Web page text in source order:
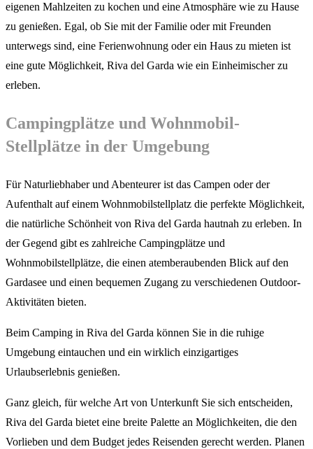
eigenen Mahlzeiten zu kochen und eine Atmosphäre wie zu Hause
zu genießen. Egal, ob Sie mit der Familie oder mit Freunden
unterwegs sind, eine Ferienwohnung oder ein Haus zu mieten ist
eine gute Möglichkeit, Riva del Garda wie ein Einheimischer zu
erleben.
Campingplätze und Wohnmobil-
Stellplätze in der Umgebung
Für Naturliebhaber und Abenteurer ist das Campen oder der
Aufenthalt auf einem Wohnmobilstellplatz die perfekte Möglichkeit,
die natürliche Schönheit von Riva del Garda hautnah zu erleben. In
der Gegend gibt es zahlreiche Campingplätze und
Wohnmobilstellplätze, die einen atemberaubenden Blick auf den
Gardasee und einen bequemen Zugang zu verschiedenen Outdoor-
Aktivitäten bieten.
Beim Camping in Riva del Garda können Sie in die ruhige
Umgebung eintauchen und ein wirklich einzigartiges
Urlaubserlebnis genießen.
Ganz gleich, für welche Art von Unterkunft Sie sich entscheiden,
Riva del Garda bietet eine breite Palette an Möglichkeiten, die den
Vorlieben und dem Budget jedes Reisenden gerecht werden. Planen